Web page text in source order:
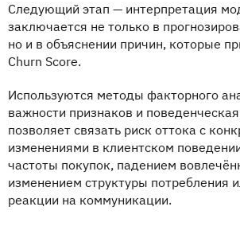
Следующий этап — интерпретация
заключается не только в
но и в объяснении причин, которые
Churn Score.
Используются методы факторного
важности признаков и
позволяет связать риск оттока с
изменениями в клиентском
частоты покупок, падением
изменением структуры потребления
реакции на коммуникации.